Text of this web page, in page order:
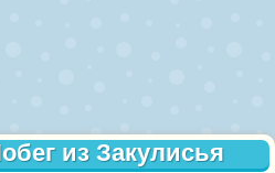
из Закулисья